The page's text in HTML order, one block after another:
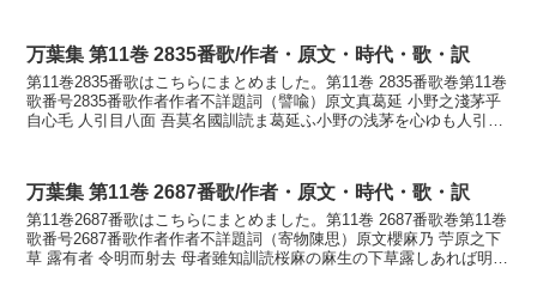
万葉集 第11巻 2835番歌/作者・原文・時代・歌・訳
第11巻2835番歌はこちらにまとめました。第11巻 2835番歌巻第11巻
歌番号2835番歌作者作者不詳題詞（譬喩）原文真葛延 小野之淺茅乎
自心毛 人引目八面 吾莫名國訓読ま葛延ふ小野の浅茅を心ゆも人引か
万葉集 第11巻 2687番歌/作者・原文・時代・歌・訳
第11巻2687番歌はこちらにまとめました。第11巻 2687番歌巻第11巻
歌番号2687番歌作者作者不詳題詞（寄物陳思）原文櫻麻乃 苧原之下
草 露有者 令明而射去 母者雖知訓読桜麻の麻生の下草露しあれば明か